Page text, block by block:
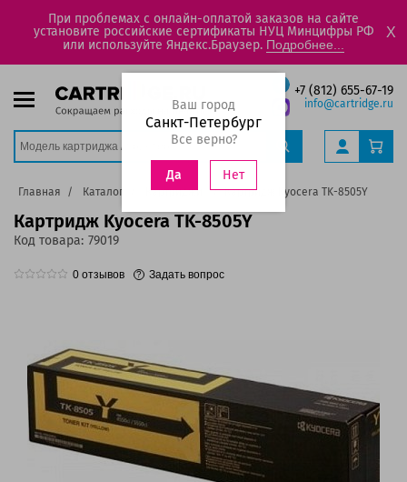
При проблемах с онлайн-оплатой заказов на сайте
установите российские сертификаты НУЦ Минцифры РФ
или используйте Яндекс.Браузер. Подробнее...
X
+7 (812) 655-67-19
info@cartridge.ru
Ваш город
Санкт-Петербург
Все верно?
Да Нет
Главная Каталог Картриджи Картридж Kyocera TK-8505Y
Картридж Kyocera TK-8505Y
Код товара: 79019
0 отзывов Задать вопрос